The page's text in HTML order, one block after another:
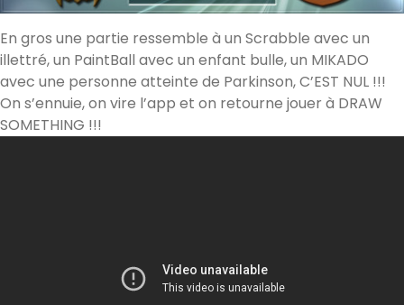
En gros une partie ressemble à un Scrabble avec un
illettré, un PaintBall avec un enfant bulle, un MIKADO
avec une personne atteinte de Parkinson, C’EST NUL !!!
On s’ennuie, on vire l’app et on retourne jouer à DRAW
SOMETHING !!!